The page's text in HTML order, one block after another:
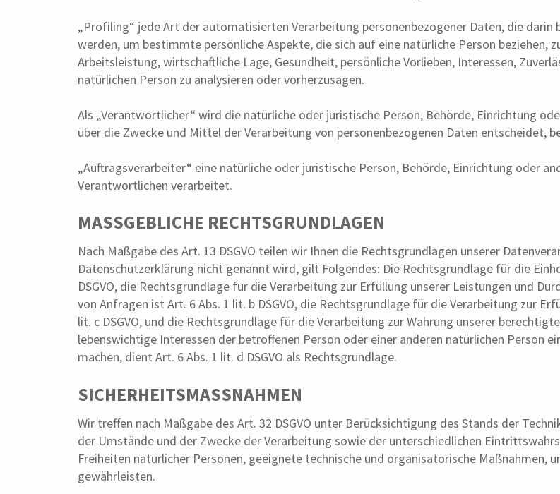
„Profiling“ jede Art der automatisierten Verarbeitung personenbezogener Daten, die
werden, um bestimmte persönliche Aspekte, die sich auf eine natürliche Person beziehen,
Arbeitsleistung, wirtschaftliche Lage, Gesundheit, persönliche Vorlieben, Interessen,
natürlichen Person zu analysieren oder vorherzusagen.
Als „Verantwortlicher“ wird die natürliche oder juristische Person, Behörde, Einrichtung
über die Zwecke und Mittel der Verarbeitung von personenbezogenen Daten entscheidet,
„Auftragsverarbeiter“ eine natürliche oder juristische Person, Behörde, Einrichtung oder
Verantwortlichen verarbeitet.
MASSGEBLICHE RECHTSGRUNDLAGEN
Nach Maßgabe des Art. 13 DSGVO teilen wir Ihnen die Rechtsgrundlagen unserer
Datenschutzerklärung nicht genannt wird, gilt Folgendes: Die Rechtsgrundlage für die
DSGVO, die Rechtsgrundlage für die Verarbeitung zur Erfüllung unserer Leistungen und
von Anfragen ist Art. 6 Abs. 1 lit. b DSGVO, die Rechtsgrundlage für die Verarbeitung zur
lit. c DSGVO, und die Rechtsgrundlage für die Verarbeitung zur Wahrung unserer
lebenswichtige Interessen der betroffenen Person oder einer anderen natürlichen Person
machen, dient Art. 6 Abs. 1 lit. d DSGVO als Rechtsgrundlage.
SICHERHEITSMASSNAHMEN
Wir treffen nach Maßgabe des Art. 32 DSGVO unter Berücksichtigung des Stands der
der Umstände und der Zwecke der Verarbeitung sowie der unterschiedlichen
Freiheiten natürlicher Personen, geeignete technische und organisatorische Maßnahmen,
gewährleisten.